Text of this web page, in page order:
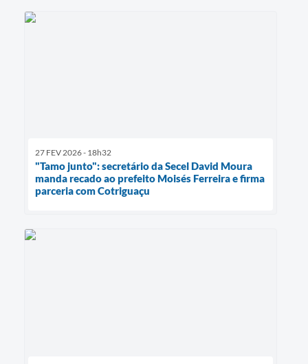
27 FEV 2026 - 18h32
"Tamo junto": secretário da Secel David Moura
manda recado ao prefeito Moisés Ferreira e firma
parceria com Cotriguaçu